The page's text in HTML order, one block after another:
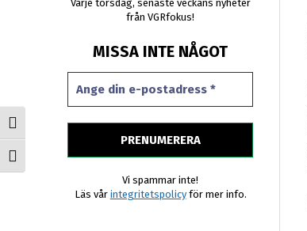
Slå på/av hög kontrast
Slå på/av textstorlek
Varje torsdag, senaste veckans nyheter
från VGRfokus!
MISSA INTE NÅGOT
Vi spammar inte!
Läs vår integritetspolicyför mer info.